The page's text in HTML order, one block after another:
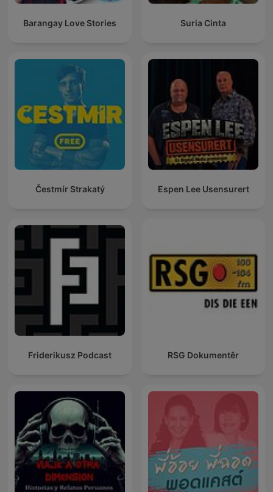
Barangay Love Stories Suria Cinta
Čestmír Strakatý Espen Lee Usensurert
Friderikusz Podcast RSG Dokumentêr